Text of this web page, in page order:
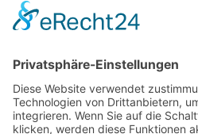
Kunden haben sich ebenfalls
Service Hotline
Shop Service